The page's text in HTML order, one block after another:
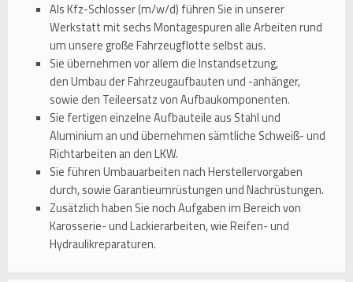
Als Kfz-Schlosser (m/w/d) führen Sie in unserer
Werkstatt mit sechs Montagespuren alle Arbeiten rund
um unsere große Fahrzeugflotte selbst aus.
Sie übernehmen vor allem die Instandsetzung,
den Umbau der Fahrzeugaufbauten und -anhänger,
sowie den Teileersatz von Aufbaukomponenten.
Sie fertigen einzelne Aufbauteile aus Stahl und
Aluminium an und übernehmen sämtliche Schweiß- und
Richtarbeiten an den LKW.
Sie führen Umbauarbeiten nach Herstellervorgaben
durch, sowie Garantieumrüstungen und Nachrüstungen.
Zusätzlich haben Sie noch Aufgaben im Bereich von
Karosserie- und Lackierarbeiten, wie Reifen- und
Hydraulikreparaturen.